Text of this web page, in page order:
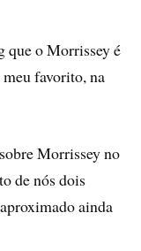
que o Morrissey é
favorito, na
Morrissey no
de nós dois
ainda